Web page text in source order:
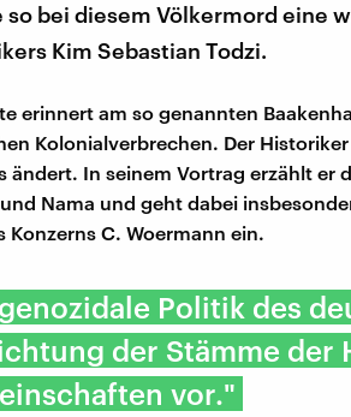
so bei diesem Völkermord eine
Kim Sebastian Todzi.
erinnert am so genannten
Kolonialverbrechen. Der
ändert. In seinem Vortrag erzählt er
Nama und geht dabei
Konzerns C. Woermann ein.
Politik des
der Stämme der
vor."